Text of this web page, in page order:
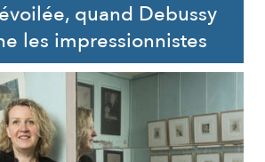
quand Debussy
les impressionnistes